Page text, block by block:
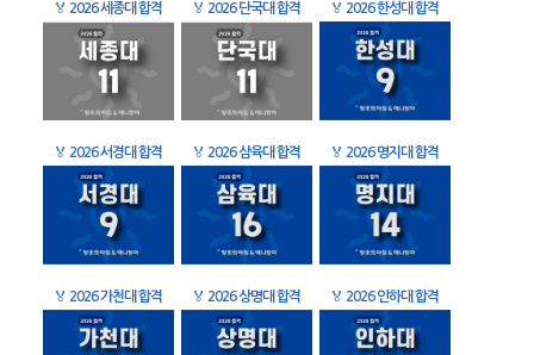
🏅 2026 세종대 합격 🏅 2026 단국대 합격 🏅 2026 한성대 합격
🏅 2026 서경대 합격 🏅 2026 삼육대 합격 🏅 2026 명지대 합격
🏅 2026 가천대 합격 🏅 2026 상명대 합격 🏅 2026 인하대 합격